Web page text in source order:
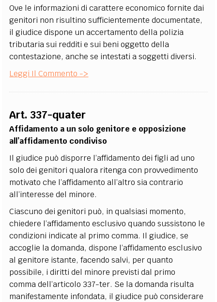
Ove le informazioni di carattere economico fornite dai
genitori non risultino sufficientemente documentate,
il giudice dispone un accertamento della polizia
tributaria sui redditi e sui beni oggetto della
contestazione, anche se intestati a soggetti diversi.
Leggi Il Commento ->
Art. 337-quater
Affidamento a un solo genitore e opposizione
all’affidamento condiviso
Il giudice può disporre l’affidamento dei figli ad uno
solo dei genitori qualora ritenga con provvedimento
motivato che l’affidamento all’altro sia contrario
all’interesse del minore.
Ciascuno dei genitori può, in qualsiasi momento,
chiedere l’affidamento esclusivo quando sussistono le
condizioni indicate al primo comma. Il giudice, se
accoglie la domanda, dispone l’affidamento esclusivo
al genitore istante, facendo salvi, per quanto
possibile, i diritti del minore previsti dal primo
comma dell’articolo 337-ter. Se la domanda risulta
manifestamente infondata, il giudice può considerare